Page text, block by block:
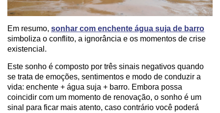
Em resumo, sonhar com enchente água suja de barro
simboliza o conflito, a ignorância e os momentos de crise
existencial .
Este sonho é composto por três sinais negativos quando
se trata de emoções, sentimentos e modo de conduzir a
vida: enchente + água suja + barro. Embora possa
coincidir com um momento de renovação, o sonho é um
sinal para ficar mais atento, caso contrário você poderá